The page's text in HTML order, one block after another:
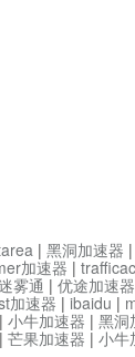
| 黑洞加速器 |
加速器 |
雾通 | 优途加速器
加速器 | ibaidu |
| 小牛加速器 | 黑洞
| 芒果加速器 | 小牛